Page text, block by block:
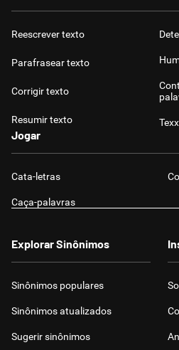
Reescrever texto
Parafrasear texto
Corrigir texto
Resumir texto
Jogar
Cata-letras
Caça-palavras
Explorar Sinônimos
Sinônimos populares
Sinônimos atualizados
Sugerir sinônimos